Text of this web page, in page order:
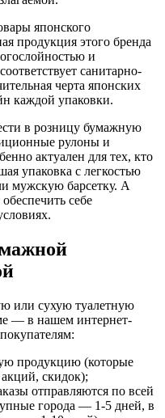
японского
продукция этого бренда
и
санитарно-
черта японских
каждой упаковки.
в розницу бумажную
рулоны и
актуален для тех, кто
упаковка с легкостью
мужскую барсетку. А
себе
или сухую туалетную
— в нашем интернет-
продукцию (которые
акций, скидок);
отправляются по всей
города — 1-5 дней, в